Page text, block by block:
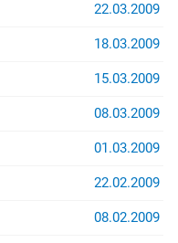
22.03.2009
18.03.2009
15.03.2009
08.03.2009
01.03.2009
22.02.2009
08.02.2009